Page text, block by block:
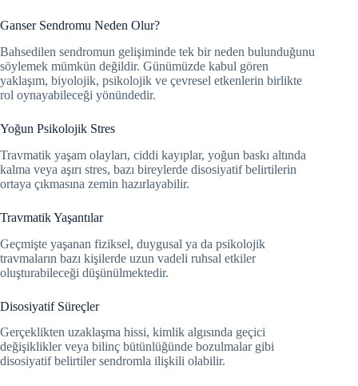
Ganser Sendromu Neden Olur?
Bahsedilen sendromun gelişiminde tek bir neden bulunduğunu
söylemek mümkün değildir. Günümüzde kabul gören
yaklaşım, biyolojik, psikolojik ve çevresel etkenlerin birlikte
rol oynayabileceği yönündedir.
Yoğun Psikolojik Stres
Travmatik yaşam olayları, ciddi kayıplar, yoğun baskı altında
kalma veya aşırı stres, bazı bireylerde disosiyatif belirtilerin
ortaya çıkmasına zemin hazırlayabilir.
Travmatik Yaşantılar
Geçmişte yaşanan fiziksel, duygusal ya da psikolojik
travmaların bazı kişilerde uzun vadeli ruhsal etkiler
oluşturabileceği düşünülmektedir.
Disosiyatif Süreçler
Gerçeklikten uzaklaşma hissi, kimlik algısında geçici
değişiklikler veya bilinç bütünlüğünde bozulmalar gibi
disosiyatif belirtiler sendromla ilişkili olabilir.